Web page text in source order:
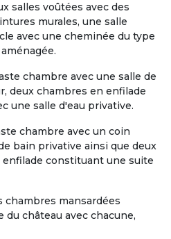
salles voûtées avec des
murales, une salle
avec une cheminée du type
chambre avec une salle de
deux chambres en enfilade
une salle d'eau privative.
chambre avec un coin
bain privative ainsi que deux
constituant une suite
chambres mansardées
château avec chacune,
dans un
fois serein, sécurisé et
leur
spacieux et
offre : -4 chambres
ou en couple) -3 salles
-1 espace
équipée -1 grande
Situé au sein d’une
24h/24 et 7j/7,
calme, verdoyant et
résidence est
actifs, des couples,
ou encore d’autres